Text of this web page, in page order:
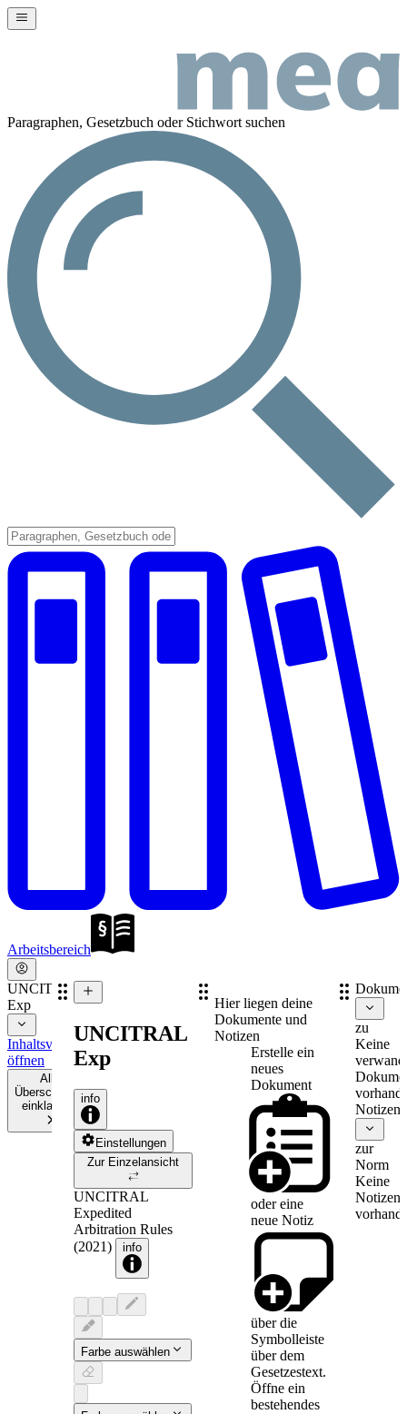
Paragraphen, Gesetzbuch oder Stichwort suchen
Arbeitsbereich
UNCITRAL
Exp
Inhaltsverzeichnis
öffnen
Alle
Überschriften
einklappen
UNCITRAL
Exp
info
Einstellungen
Zur Einzelansicht
UNCITRAL
Expedited
Arbitration Rules
(2021)
info
Farbe auswählen
Hier liegen deine
Dokumente und
Notizen
Erstelle ein
neues
Dokument
oder eine
neue Notiz
über die
Symbolleiste
über dem
Gesetzestext.
Öffne ein
bestehendes
zu
Keine
Notizen
zur
Norm
Keine
Notizen